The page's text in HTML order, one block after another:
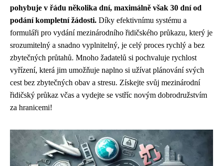
pohybuje v řádu několika dní, maximálně však 30 dní od
podání kompletní žádosti. Díky efektivnímu systému a
formuláři pro vydání mezinárodního řidičského průkazu, který je
srozumitelný a snadno vyplnitelný, je celý proces rychlý a bez
zbytečných průtahů. Mnoho žadatelů si pochvaluje rychlost
vyřízení, která jim umožňuje naplno si užívat plánování svých
cest bez zbytečných obav a stresu. Získejte svůj mezinárodní
řidičský průkaz včas a vydejte se vstříc novým dobrodružstvím
za hranicemi!